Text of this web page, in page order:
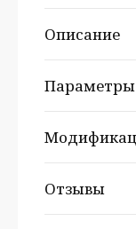
Описание
Параметры
Отзывы